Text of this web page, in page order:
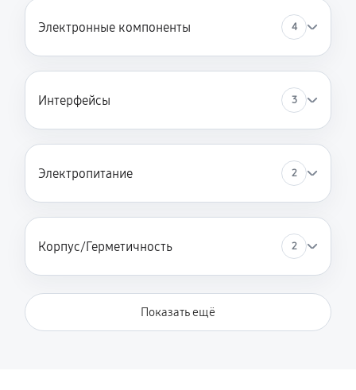
Электронные компоненты 4
Интерфейсы 3
Электропитание 2
Корпус/Герметичность 2
Показать ещё